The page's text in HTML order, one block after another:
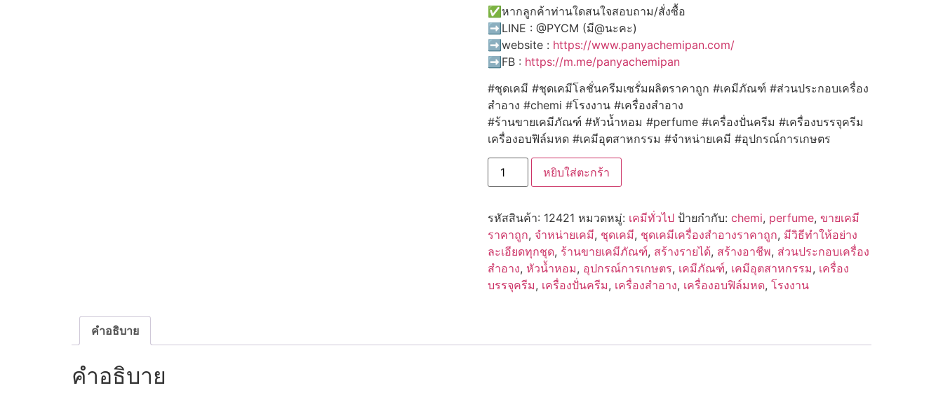
✅หากลูกค้าท่านใดสนใจสอบถาม/สั่งซื้อ
➡️LINE : @PYCM (มี@นะคะ)
➡️website : https://www.panyachemipan.com/
➡️FB : https://m.me/panyachemipan
#ชุดเคมี #ชุดเคมีโลชั่นครีมเซรั่มผลิตราคาถูก #เคมีภัณฑ์ #ส่วนประกอบเครื่อง
สำอาง #chemi #โรงงาน #เครื่องสำอาง
#ร้านขายเคมีภัณฑ์ #หัวน้ำหอม #perfume #เครื่องปั่นครีม #เครื่องบรรจุครีม
เครื่องอบฟิล์มหด #เคมีอุตสาหกรรม #จำหน่ายเคมี #อุปกรณ์การเกษตร
จำนวน
12421
Propanediol
(Natural)
ชิ้น
หยิบใส่ตะกร้า
รหัสสินค้า: 12421 หมวดหมู่: เคมีทั่วไป ป้ายกำกับ: chemi, perfume, ขายเคมี
ราคาถูก, จำหน่ายเคมี, ชุดเคมี, ชุดเคมีเครื่องสำอางราคาถูก, มีวิธีทำให้อย่าง
ละเอียดทุกชุด, ร้านขายเคมีภัณฑ์, สร้างรายได้, สร้างอาชีพ, ส่วนประกอบเครื่อง
สำอาง, หัวน้ำหอม, อุปกรณ์การเกษตร, เคมีภัณฑ์, เคมีอุตสาหกรรม, เครื่อง
บรรจุครีม, เครื่องปั่นครีม, เครื่องสำอาง, เครื่องอบฟิล์มหด, โรงงาน
คำอธิบาย
คำอธิบาย